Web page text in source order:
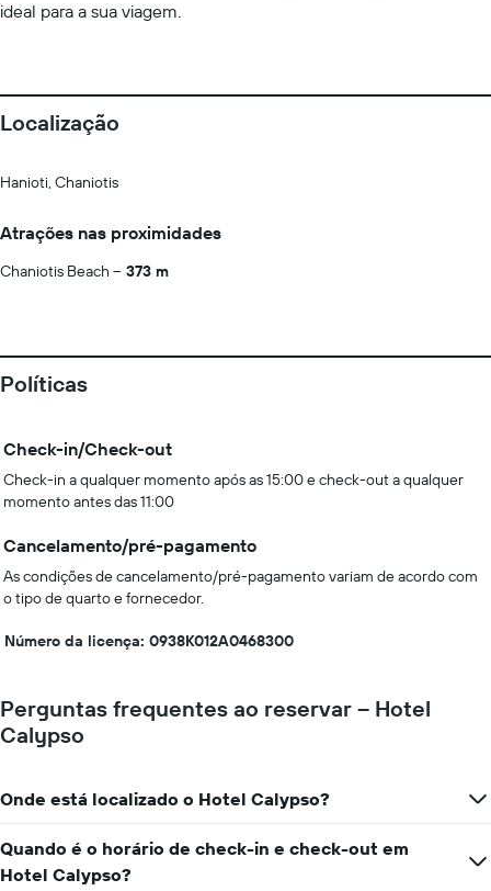
ideal para a sua viagem.
Localização
Hanioti, Chaniotis
Atrações nas proximidades
Chaniotis Beach 373 m
Políticas
Check-in/Check-out
Check-in a qualquer momento após as 15:00 e check-out a qualquer
momento antes das 11:00
Cancelamento/pré-pagamento
As condições de cancelamento/pré-pagamento variam de acordo com
o tipo de quarto e fornecedor.
Número da licença: 0938K012A0468300
Perguntas frequentes ao reservar – Hotel
Calypso
Onde está localizado o Hotel Calypso?
Quando é o horário de check-in e check-out em
Hotel Calypso?